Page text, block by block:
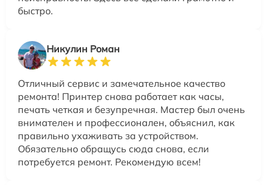
быстро.
Никулин Роман
Отличный сервис и замечательное качество
ремонта! Принтер снова работает как часы,
печать четкая и безупречная. Мастер был очень
внимателен и профессионален, объяснил, как
правильно ухаживать за устройством.
Обязательно обращусь сюда снова, если
потребуется ремонт. Рекомендую всем!